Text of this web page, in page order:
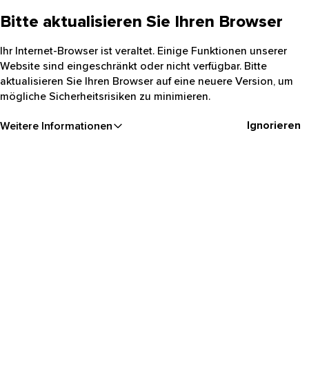
Bitte aktualisieren Sie Ihren Browser
Ihr Internet-Browser ist veraltet. Einige Funktionen unserer
Website sind eingeschränkt oder nicht verfügbar. Bitte
aktualisieren Sie Ihren Browser auf eine neuere Version, um
mögliche Sicherheitsrisiken zu minimieren.
Weitere Informationen Ignorieren